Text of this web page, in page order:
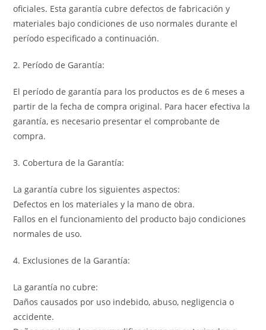
oficiales. Esta garantía cubre defectos de fabricación y
materiales bajo condiciones de uso normales durante el
período especificado a continuación.
2. Período de Garantía:
El período de garantía para los productos es de 6 meses a
partir de la fecha de compra original. Para hacer efectiva la
garantía, es necesario presentar el comprobante de
compra.
3. Cobertura de la Garantía:
La garantía cubre los siguientes aspectos:
Defectos en los materiales y la mano de obra.
Fallos en el funcionamiento del producto bajo condiciones
normales de uso.
4. Exclusiones de la Garantía:
La garantía no cubre:
Daños causados por uso indebido, abuso, negligencia o
accidente.